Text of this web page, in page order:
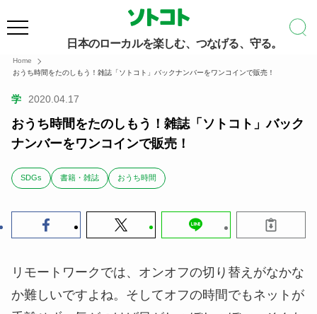
日本のローカルを楽しむ、つなげる、守る。
Home
おうち時間をたのしもう！雑誌「ソトコト」バックナンバーをワンコインで販売！
学 2020.04.17
おうち時間をたのしもう！雑誌「ソトコト」バック
ナンバーをワンコインで販売！
SDGs 書籍・雑誌 おうち時間
リモートワークでは、オンオフの切り替えがなかな
か難しいですよね。そしてオフの時間でもネットが